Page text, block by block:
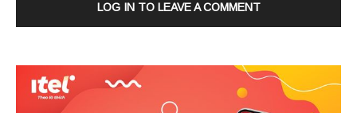
LOG IN TO LEAVE A COMMENT